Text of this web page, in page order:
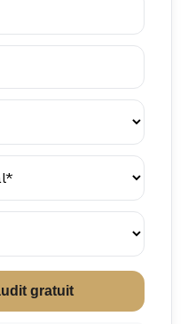
gratuit